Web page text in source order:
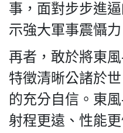
事，面對步步進
示強大軍事震懾
再者，敢於將東
特徵清晰公諸於
的充分自信。東
射程更遠、性能